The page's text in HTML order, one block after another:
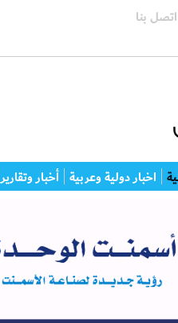
اتصل بنا
اخبار دولية وعربية أخبار وتقارير